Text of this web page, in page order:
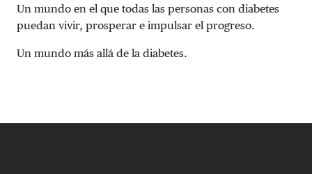
Un mundo en el que todas las personas con diabetes
puedan vivir, prosperar e impulsar el progreso.
Un mundo más allá de la diabetes.